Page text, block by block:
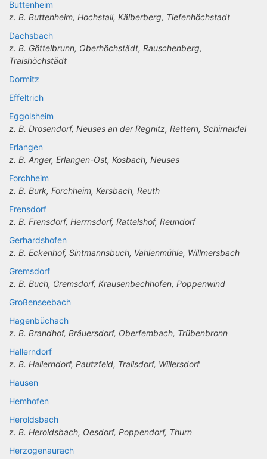
Buttenheim
z. B. Buttenheim, Hochstall, Kälberberg, Tiefenhöchstadt
Dachsbach
z. B. Göttelbrunn, Oberhöchstädt, Rauschenberg,
Traishöchstädt
Dormitz
Effeltrich
Eggolsheim
z. B. Drosendorf, Neuses an der Regnitz, Rettern, Schirnaidel
Erlangen
z. B. Anger, Erlangen-Ost, Kosbach, Neuses
Forchheim
z. B. Burk, Forchheim, Kersbach, Reuth
Frensdorf
z. B. Frensdorf, Herrnsdorf, Rattelshof, Reundorf
Gerhardshofen
z. B. Eckenhof, Sintmannsbuch, Vahlenmühle, Willmersbach
Gremsdorf
z. B. Buch, Gremsdorf, Krausenbechhofen, Poppenwind
Großenseebach
Hagenbüchach
z. B. Brandhof, Bräuersdorf, Oberfembach, Trübenbronn
Hallerndorf
z. B. Hallerndorf, Pautzfeld, Trailsdorf, Willersdorf
Hausen
Hemhofen
Heroldsbach
z. B. Heroldsbach, Oesdorf, Poppendorf, Thurn
Herzogenaurach